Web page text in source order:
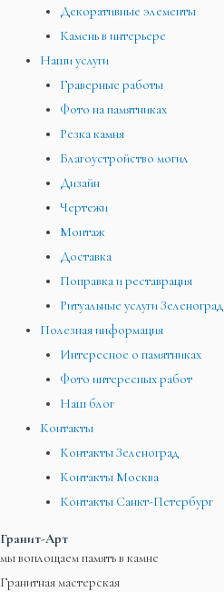
Декоративные элементы
Камень в интерьере
Наши услуги
Граверные работы
Фото на памятниках
Резка камня
Благоустройство могил
Дизайн
Чертежи
Монтаж
Доставка
Поправка и реставрация
Ритуальные услуги Зеленоград
Полезная информация
Интересное о памятниках
Фото интересных работ
Наш блог
Контакты
Контакты Зеленоград
Контакты Москва
Контакты Санкт-Петербург
Гранит-Арт
мы воплощаем память в камне
Гранитная мастерская